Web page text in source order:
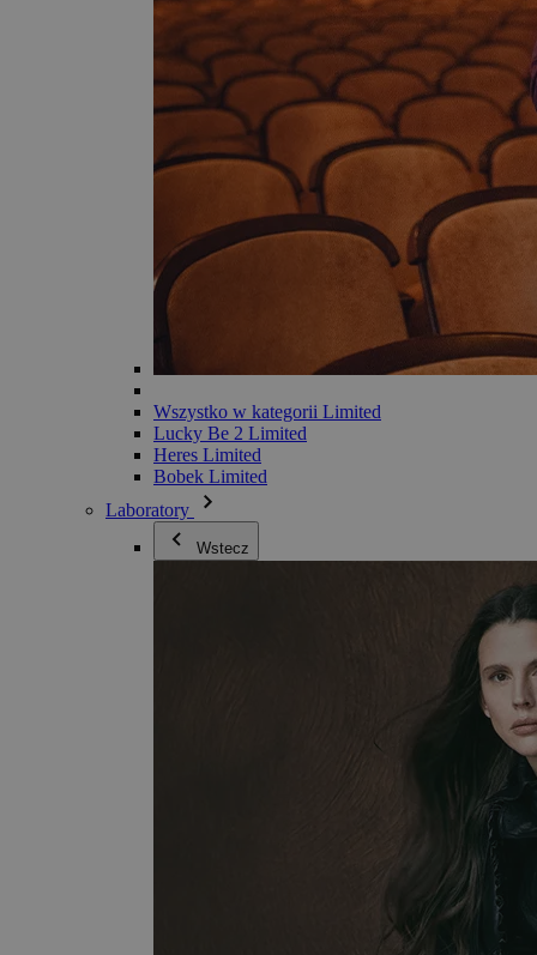
Wszystko w kategorii Limited
Lucky Be 2 Limited
Heres Limited
Bobek Limited
Laboratory
Wstecz